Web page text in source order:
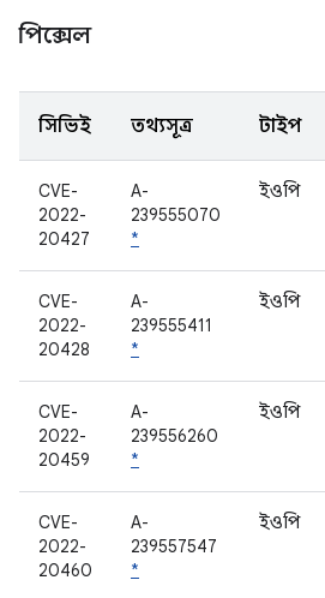
পিক্সেল
সিভিই তথ্যসূত্র টাইপ
CVE-
2022-
20427
A-
239555070
*
ইওপি
CVE-
2022-
20428
A-
239555411
*
ইওপি
CVE-
2022-
20459
A-
239556260
*
ইওপি
CVE-
2022-
20460
A-
239557547
*
ইওপি